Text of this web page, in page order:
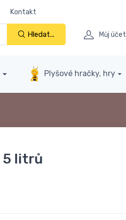
Kontakt
Hledat... Můj účet
Plyšové hračky, hry
5 litrů